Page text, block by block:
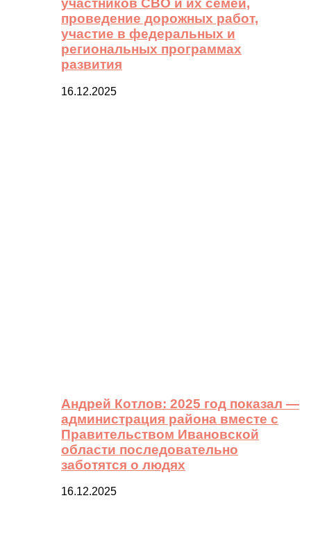
участников СВО и их семей,
проведение дорожных работ,
участие в федеральных и
региональных программах
развития
16.12.2025
Андрей Котлов: 2025 год показал —
администрация района вместе с
Правительством Ивановской
области последовательно
заботятся о людях
16.12.2025